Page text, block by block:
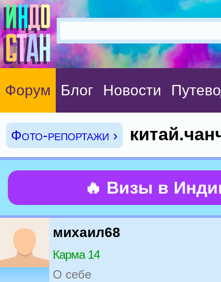
Форум Блог Новости
Фото-репортажи ›
🔥 Визы в
михаил68
Карма 14
О себе